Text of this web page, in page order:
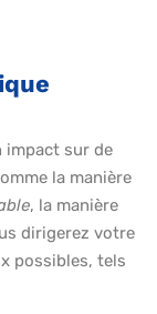
impact sur de
la manière
, la manière
dirigerez votre
possibles, tels